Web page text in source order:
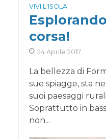
VIVI L'ISOLA
corsa!
24 Aprile 2017
La bellezza di
sue spiagge, sta
suoi paesaggi
Soprattutto in
non...